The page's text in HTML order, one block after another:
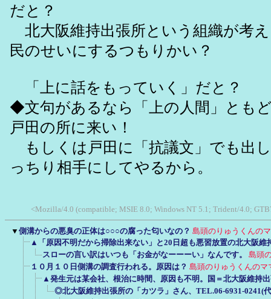
だと？
北大阪維持出張所という組織が考
民のせいにするつもりかい？
「上に話をもっていく」だと？
◆文句があるなら「上の人間」とも
戸田の所に来い！
もしくは戸田に「抗議文」でも出
っちり相手にしてやるから。
<Mozilla/4.0 (compatible; MSIE 8.0; Windows NT 5.1; Trident/4.0;
▼ 側溝からの悪臭の正体は○○○の腐った匂いなの？ 島頭のりゅうくんの
▲「原因不明だから掃除出来ない」と20日超も悪習放置の北大阪維
スローの言い訳はいつも「お金がなーーーい」なんです。
島頭
１０月１０日側溝の調査行われる。原因は？ 島頭のりゅうくんのマ
▲発生元は某会社、根治に時間、原因も不明。国＝北大阪維持
◎北大阪維持出張所の「カツラ」さん、TEL.06-6931-0241(